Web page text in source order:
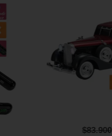
$83.900